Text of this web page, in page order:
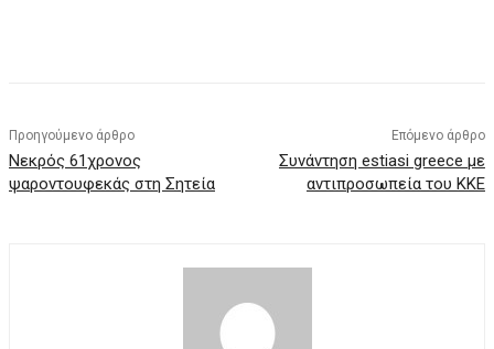
Προηγούμενο άρθρο
Νεκρός 61χρονος
ψαροντουφεκάς στη Σητεία
Επόμενο άρθρο
Συνάντηση estiasi greece με
αντιπροσωπεία του ΚΚΕ